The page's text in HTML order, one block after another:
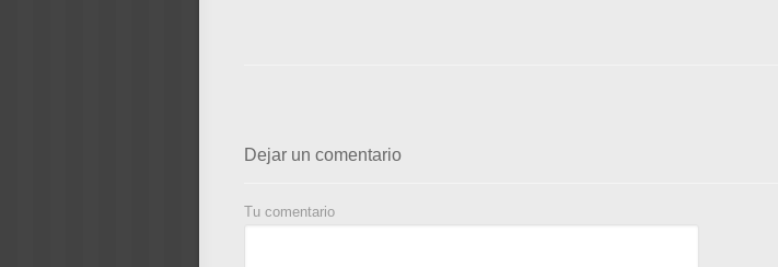
Dejar un comentario
Tu comentario